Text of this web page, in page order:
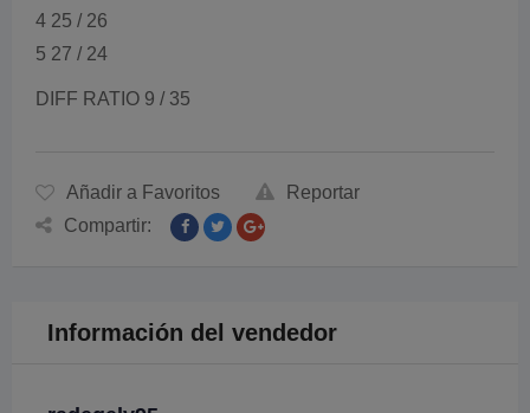
4 25 / 26
5 27 / 24
DIFF RATIO 9 / 35
Añadir a Favoritos
Reportar
Compartir:
Información del vendedor